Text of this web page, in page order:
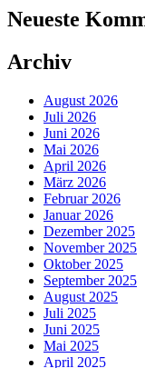
Neueste
Archiv
August 2026
Juli 2026
Juni 2026
Mai 2026
April 2026
März 2026
Februar 2026
Januar 2026
Dezember 2025
November 2025
Oktober 2025
September 2025
August 2025
Juli 2025
Juni 2025
Mai 2025
April 2025